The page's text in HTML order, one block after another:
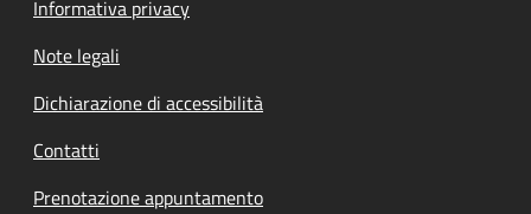
Informativa privacy
Note legali
Dichiarazione di accessibilità
Contatti
Prenotazione appuntamento